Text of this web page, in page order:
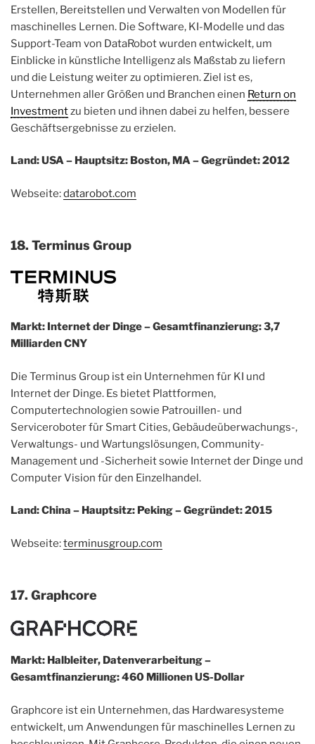
Erstellen, Bereitstellen und Verwalten von Modellen für
maschinelles Lernen. Die Software, KI-Modelle und das
Support-Team von DataRobot wurden entwickelt, um
Einblicke in künstliche Intelligenz als Maßstab zu liefern
und die Leistung weiter zu optimieren. Ziel ist es,
Unternehmen aller Größen und Branchen einen Return on
Investmentzu bieten und ihnen dabei zu helfen, bessere
Geschäftsergebnisse zu erzielen.
Land: USA – Hauptsitz: Boston, MA – Gegründet: 2012
Webseite:datarobot.com
18. Terminus Group
Markt: Internet der Dinge – Gesamtfinanzierung: 3,7
Milliarden CNY
Die Terminus Group ist ein Unternehmen für KI und
Internet der Dinge. Es bietet Plattformen,
Computertechnologien sowie Patrouillen- und
Serviceroboter für Smart Cities, Gebäudeüberwachungs-,
Verwaltungs- und Wartungslösungen, Community-
Management und -Sicherheit sowie Internet der Dinge und
Computer Vision für den Einzelhandel.
Land: China – Hauptsitz: Peking – Gegründet: 2015
Webseite:terminusgroup.com
17. Graphcore
Markt: Halbleiter, Datenverarbeitung –
Gesamtfinanzierung: 460 Millionen US-Dollar
Graphcore ist ein Unternehmen, das Hardwaresysteme
entwickelt, um Anwendungen für maschinelles Lernen zu